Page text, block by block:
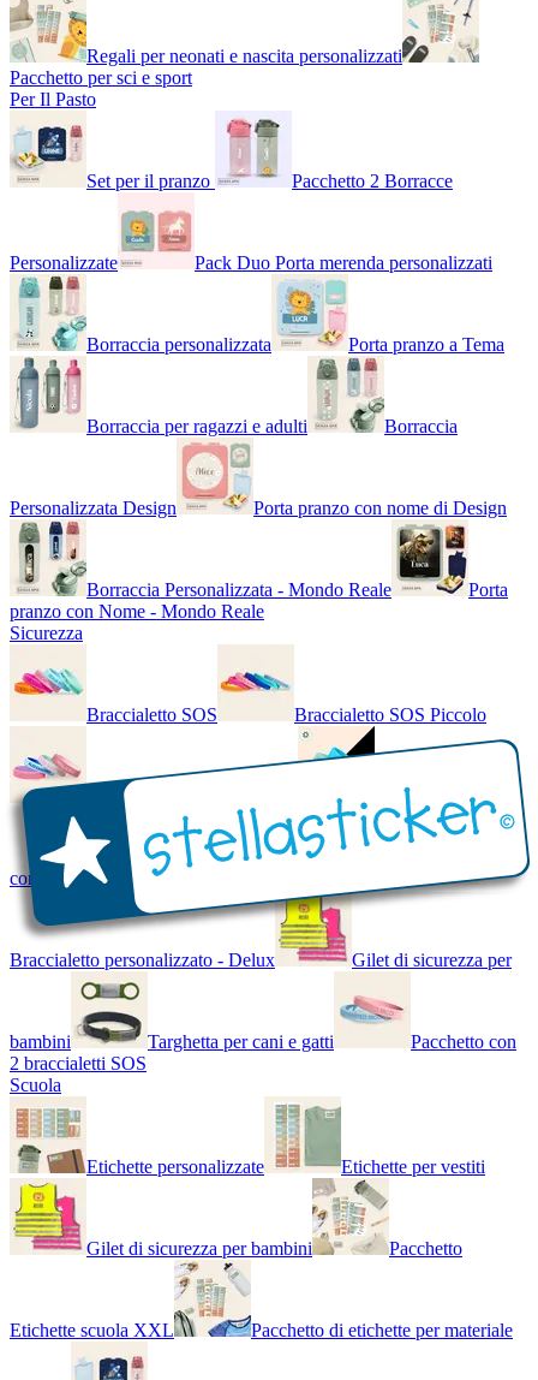
Regali per neonati e nascita personalizzati
Pacchetto per sci e sport
Per Il Pasto
Set per il pranzo Pacchetto 2 Borracce
Personalizzate Pack Duo Porta merenda personalizzati
Borraccia personalizzata Porta pranzo a Tema
Borraccia per ragazzi e adulti Borraccia
Personalizzata Design Porta pranzo con nome di Design
Borraccia Personalizzata - Mondo Reale
Porta
pranzo con Nome - Mondo Reale
Sicurezza
Braccialetto SOS Braccialetto SOS Piccolo
Braccialetto SOS - Bicolore Braccialetto SOS
con Nome - Luminoso
Braccialetto personalizzato - Delux Gilet di sicurezza per
bambini Targhetta per cani e gatti
Pacchetto con
2 braccialetti SOS
Scuola
Etichette personalizzate Etichette per vestiti
Gilet di sicurezza per bambini Pacchetto
Etichette scuola XXL Pacchetto di etichette per materiale